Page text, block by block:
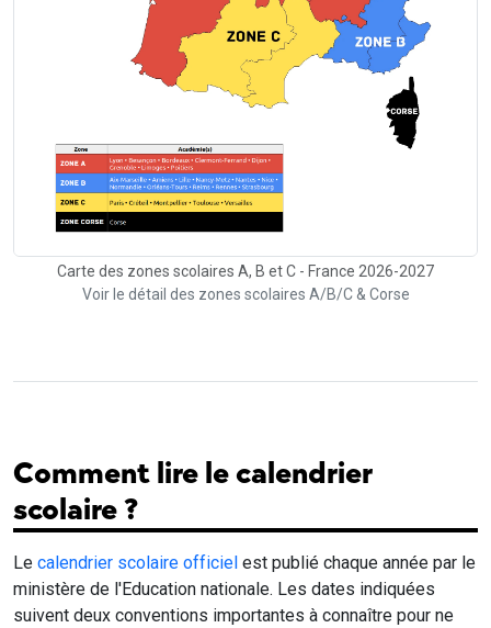
Carte des zones scolaires A, B et C - France 2026-2027
Voir le détail des zones scolaires A/B/C & Corse
Comment lire le calendrier
scolaire ?
Le calendrier scolaire officiel est publié chaque année par le
ministère de l'Education nationale. Les dates indiquées
suivent deux conventions importantes à connaître pour ne